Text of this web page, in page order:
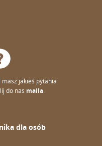
masz jakieś pytania
do nas maila.
dla osób